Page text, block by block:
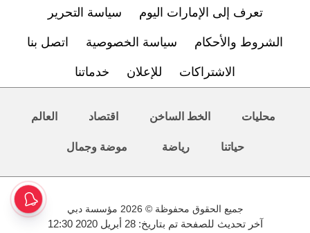
تعرف إلى الإمارات اليوم سياسة التحرير
الشروط والأحكام سياسة الخصوصية اتصل بنا
الاشتراكات للإعلان خدماتنا
محليات الخط الساخن اقتصاد العالم
حياتنا رياضة موضة وجمال
جميع الحقوق محفوظة © 2026 مؤسسة دبي
آخر تحديث للصفحة تم بتاريخ: 28 أبريل 2020 12:30